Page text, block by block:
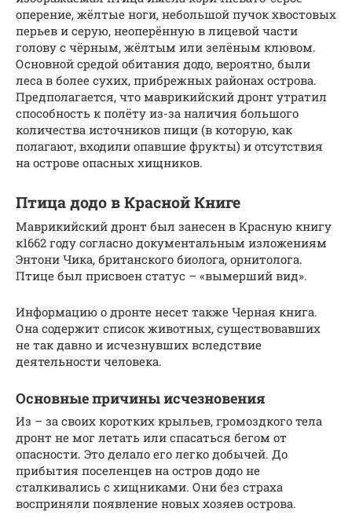
оперение, жёлтые ноги, небольшой пучок хвостовых
перьев и серую, неоперённую в лицевой части
голову с чёрным, жёлтым или зелёным клювом.
Основной средой обитания додо, вероятно, были
леса в более сухих, прибрежных районах острова.
Предполагается, что маврикийский дронт утратил
способность к полёту из-за наличия большого
количества источников пищи (в которую, как
полагают, входили опавшие фрукты) и отсутствия
на острове опасных хищников.
Птица додо в Красной Книге
Маврикийский дронт был занесен в Красную книгу
к1662 году согласно документальным изложениям
Энтони Чика, британского биолога, орнитолога.
Птице был присвоен статус – «вымерший вид».
Информацию о дронте несет также Черная книга.
Она содержит список животных, существовавших
не так давно и исчезнувших вследствие
деятельности человека.
Основные причины исчезновения
Из – за своих коротких крыльев, громоздкого тела
дронт не мог летать или спасаться бегом от
опасности. Это делало его легко добычей. До
прибытия поселенцев на остров додо не
сталкивались с хищниками. Они без страха
восприняли появление новых хозяев острова.